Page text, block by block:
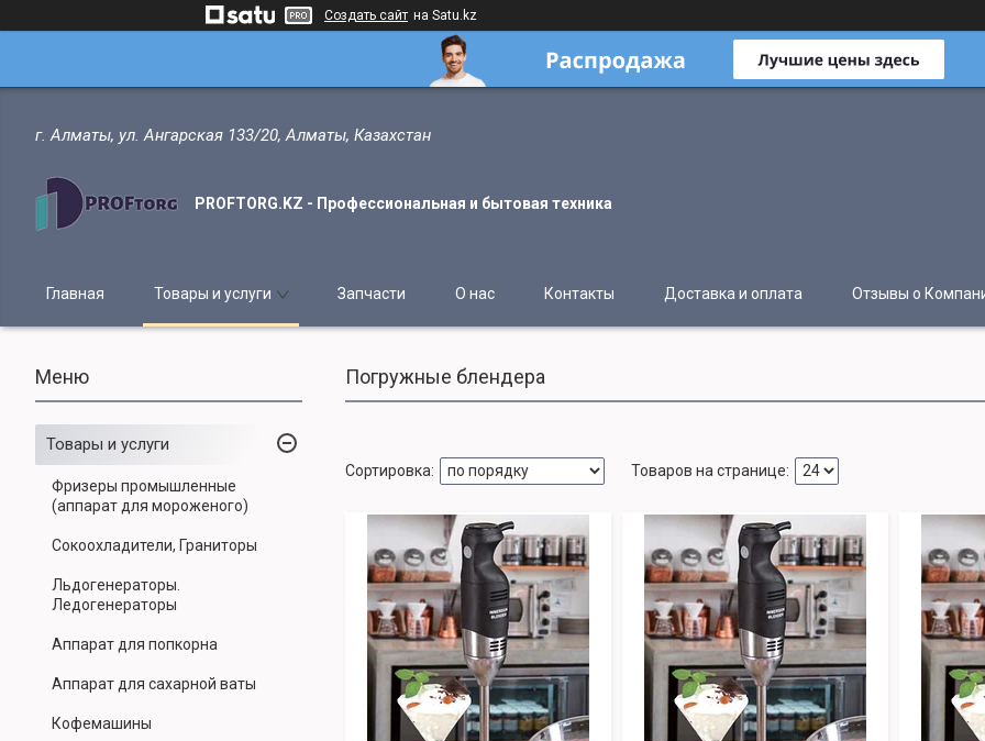
Создать сайт на Satu.kz
г. Алматы, ул. Ангарская 133/20, Алматы, Казахстан
PROFTORG.KZ - Профессиональная и бытовая техника
Главная Товары и услуги Запчасти О нас Контакты Доставка и оплата Отзывы о
Товары и услуги
Фризеры промышленные
(аппарат для мороженого)
Сокоохладители, Граниторы
Льдогенераторы.
Ледогенераторы
Аппарат для попкорна
Аппарат для сахарной ваты
Кофемашины
Погружные блендера